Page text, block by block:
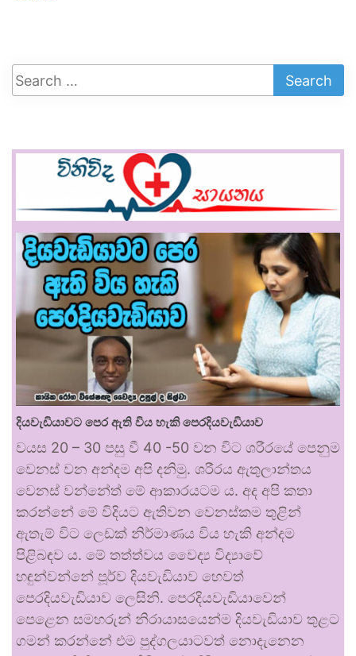
දියවැඩියාවට පෙර ඇති විය හැකි පෙරදියවැඩියාව
වයස 20 – 30 පසු වී 40 -50 වන විට ශරීරයේ පෙනුම
වෙනස් වන අන්දම අපි දනිමු. ශරීරය ඇතුලාන්තය
වෙනස් වන්නේත් මේ ආකාරයටම ය. අද අපි කතා
කරන්නේ මේ විදියට ඇතිවන වෙනස්කම තුළින්
ඇතැම් විට ලෙඩක් නිර්මාණය විය හැකි අන්දම
පිළිබඳව ය. මේ තත්ත්වය වෛද්‍ය විද්‍යාවේ
හඳුන්වන්නේ පූර්ව දියවැඩියාව හෙවත්
පෙරදියවැඩියාව ලෙසිනි. පෙරදියවැඩියාවෙන්
පෙළෙන සමහරුන් නිරායාසයෙන්ම දියවැඩියාව තුළට
ගමන් කරන්නේ එම පුද්ගලයාටවත් නොදැනෙන